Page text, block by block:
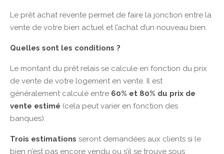
Le prêt achat revente permet de faire la jonction entre la
vente de votre bien actuel et l’achat d’un nouveau bien.
Quelles sont les conditions ?
Le montant du prêt relais se calcule en fonction du prix
de vente de votre logement en vente. Il est
généralement calculé entre 60% et 80% du prix de
vente estimé (cela peut varier en fonction des
banques).
Trois estimations seront demandées aux clients si le
bien n’est pas encore vendu ou s’il se trouve sous